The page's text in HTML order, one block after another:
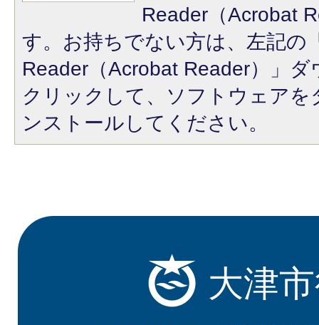
Reader（Acrobat
す。お持ちでない方は、左記の
Reader（Acrobat Reader）」
クリックして、ソフトウェア
ンストールしてください。
大津